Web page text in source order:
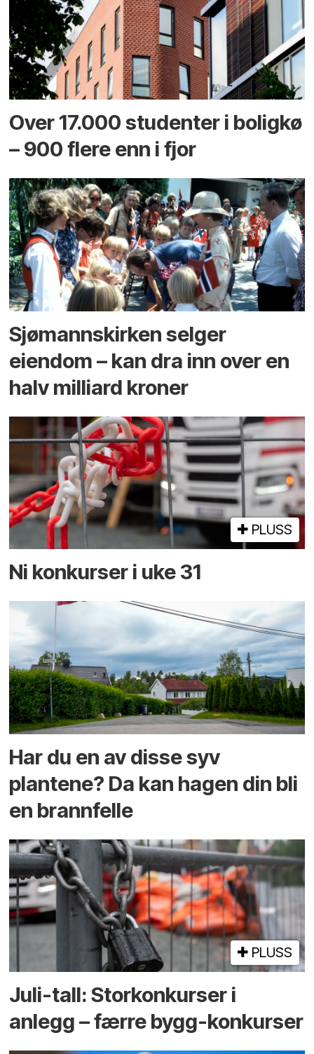
Over 17.000 studenter i boligkø
– 900 flere enn i fjor
Sjømannskirken selger
eiendom – kan dra inn over en
halv milliard kroner
PLUSS
Ni konkurser i uke 31
Har du en av disse syv
plantene? Da kan hagen din bli
en brannfelle
PLUSS
Juli-tall: Storkonkurser i
anlegg – færre bygg-konkurser